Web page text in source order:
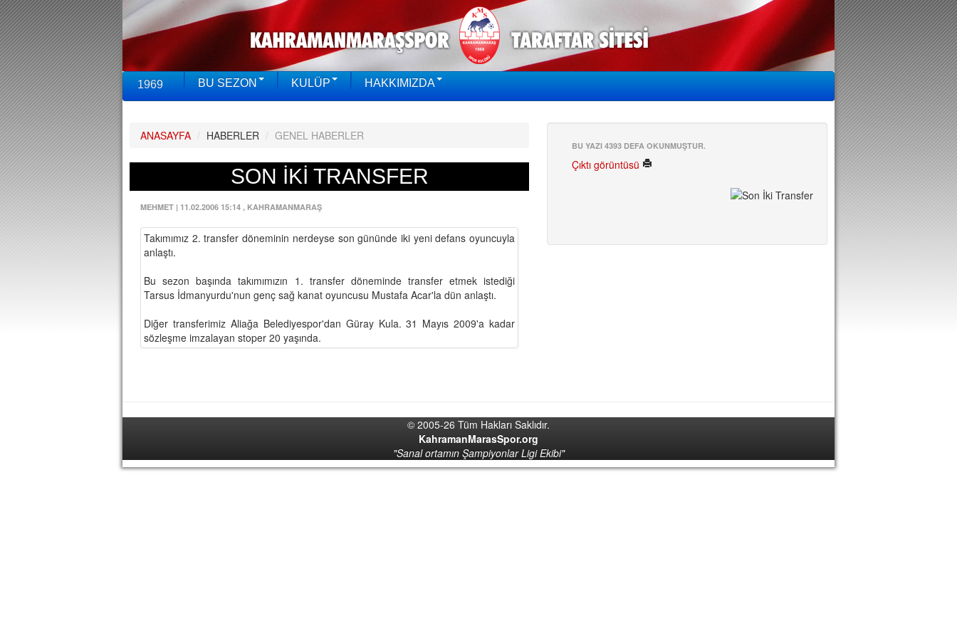
1969 BU SEZON KULÜP HAKKIMIZDA
ANASAYFA / HABERLER / GENEL HABERLER
SON İKİ TRANSFER
MEHMET | 11.02.2006 15:14 , KAHRAMANMARAŞ
Takımımız 2. transfer döneminin nerdeyse son gününde iki yeni defans oyuncuyla
anlaştı.
Bu sezon başında takımımızın 1. transfer döneminde transfer etmek istediği
Tarsus İdmanyurdu'nun genç sağ kanat oyuncusu Mustafa Acar'la dün anlaştı.
Diğer transferimiz Aliağa Belediyespor'dan Güray Kula. 31 Mayıs 2009'a kadar
sözleşme imzalayan stoper 20 yaşında.
BU YAZI 4393 DEFA OKUNMUŞTUR.
Çıktı görüntüsü
© 2005-26 Tüm Hakları Saklıdır.
KahramanMarasSpor.org
"Sanal ortamın Şampiyonlar Ligi Ekibi"